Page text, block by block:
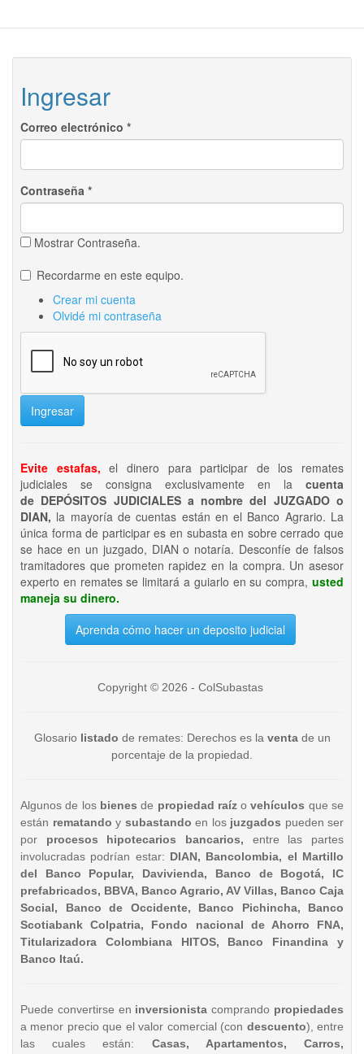
Ingresar
Correo electrónico *
Contraseña *
Mostrar Contraseña.
Recordarme en este equipo.
Crear mi cuenta
Olvidé mi contraseña
Ingresar
Evite estafas, el dinero para participar de los remates
judiciales se consigna exclusivamente en la cuenta
de DEPÓSITOS JUDICIALES a nombre del JUZGADO o
DIAN, la mayoría de cuentas están en el Banco Agrario. La
única forma de participar es en subasta en sobre cerrado que
se hace en un juzgado, DIAN o notaría. Desconfíe de falsos
tramitadores que prometen rapidez en la compra. Un asesor
experto en remates se limitará a guiarlo en su compra, usted
maneja su dinero.
Aprenda cómo hacer un deposito judicial
Copyright © 2026 - ColSubastas
Glosario listado de remates: Derechos es la ventade un
porcentaje de la propiedad.
Algunos de los bienesde propiedad raízo vehículos que se
están rematando y subastando en los juzgados pueden ser
por procesos hipotecarios bancarios, entre las partes
involucradas podrían estar: DIAN, Bancolombia, el Martillo
del Banco Popular, Davivienda, Banco de Bogotá, IC
prefabricados, BBVA, Banco Agrario, AV Villas, Banco Caja
Social, Banco de Occidente, Banco Pichincha, Banco
Scotiabank Colpatria, Fondo nacional de Ahorro FNA,
Titularizadora Colombiana HITOS, Banco Finandina y
Banco Itaú.
Puede convertirse en inversionista comprando propiedades
a menor precio que el valor comercial (con descuento), entre
las cuales están: Casas, Apartamentos, Carros,